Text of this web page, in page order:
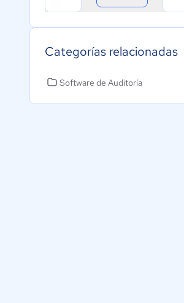
Categorías relacionadas
Software de Auditoría